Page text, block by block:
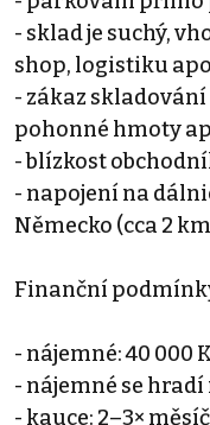
- sklad je suchý,
shop, logistiku
- zákaz
pohonné hmoty
- blízkost
- napojení na
Německo (cca 2
Finanční
- nájemné: 40 000
- nájemné se
- kauce: 2–3×